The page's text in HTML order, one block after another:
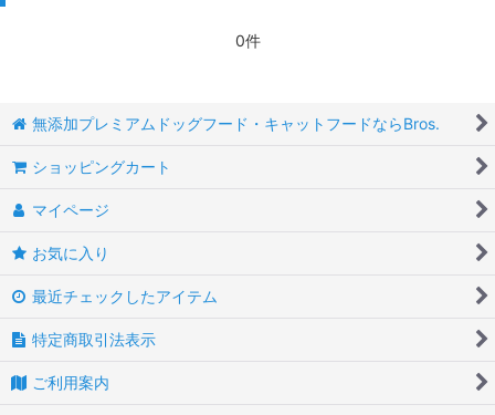
0件
無添加プレミアムドッグフード・キャットフードならBros.
ショッピングカート
マイページ
お気に入り
最近チェックしたアイテム
特定商取引法表示
ご利用案内